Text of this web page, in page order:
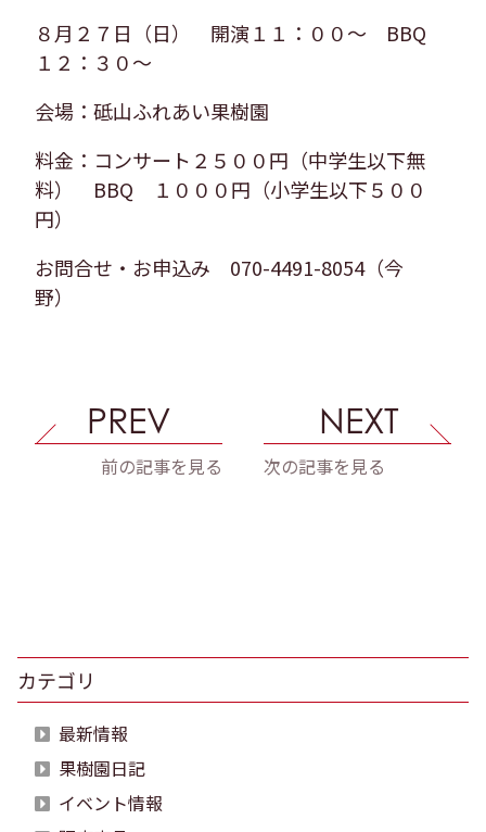
８月２７日（日） 開演１１：００～ BBQ
１２：３０～
会場：砥山ふれあい果樹園
料金：コンサート２５００円（中学生以下無
料） BBQ １０００円（小学生以下５００
円）
お問合せ・お申込み 070-4491-8054（今
野）
PREV
前の記事を見る
NEXT
次の記事を見る
カテゴリ
最新情報
果樹園日記
イベント情報